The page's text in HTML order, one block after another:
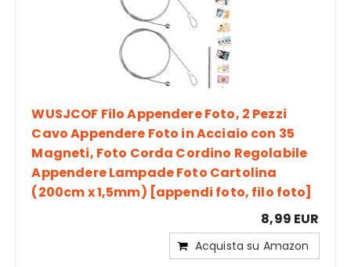
WUSJCOF Filo Appendere Foto, 2 Pezzi
Cavo Appendere Foto in Acciaio con 35
Magneti, Foto Corda Cordino Regolabile
Appendere Lampade Foto Cartolina
(200cm x 1,5mm) [appendi foto, filo foto]
8,99 EUR
Acquista su Amazon